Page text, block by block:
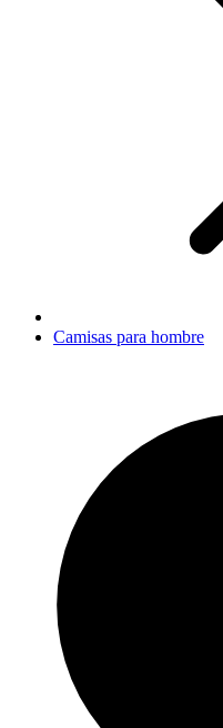
Camisas para hombre